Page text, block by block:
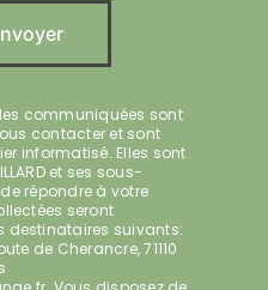
communiquées sont
contacter et sont
informatisé. Elles sont
et ses sous-
répondre à votre
seront
destinataires suivants:
de Cherancre, 71110